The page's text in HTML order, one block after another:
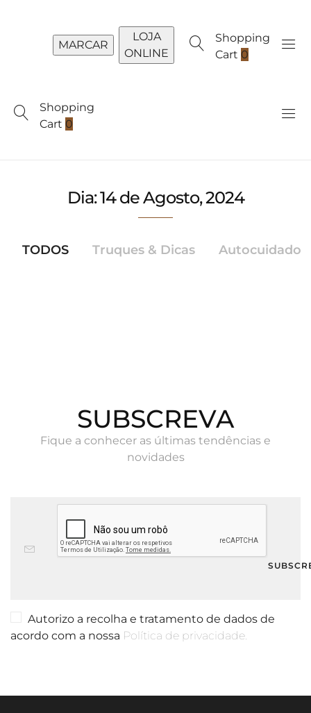
MARCAR
LOJA
ONLINE
Shopping
Cart 0
Shopping
Cart 0
Dia:14 de Agosto, 2024
TODOS Truques & Dicas Autocuidado
SUBSCREVA
Fique a conhecer as últimas tendências e
novidades
Autorizo a recolha e tratamento de dados de
acordo com a nossa Política de privacidade.